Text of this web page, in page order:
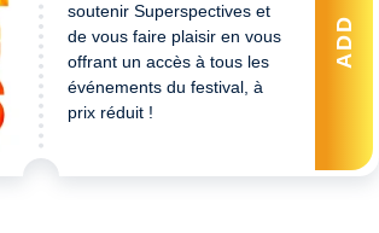
soutenir Superspectives et
de vous faire plaisir en vous
offrant un accès à tous les
événements du festival, à
prix réduit !
ADD